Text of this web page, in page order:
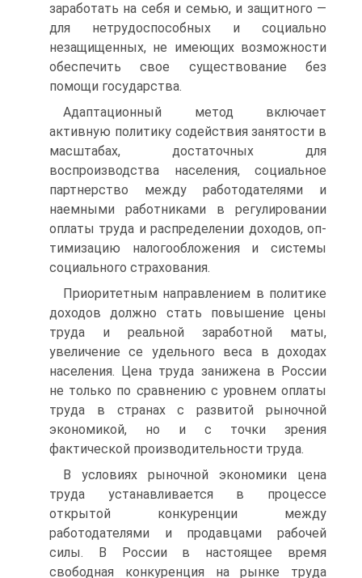
зарабо­тать на себя и семью, и защитного —
для нетрудоспособных и со­циально
незащищенных, не имеющих возможности
обеспечить свое существование без
помощи государства.
Адаптационный метод включает
активную политику содействия занятости в
масштабах, достаточных для
воспроизводства населения, социальное
партнерство между работодателями и
наемными работ­никами в регулировании
оплаты труда и распределении доходов, оп­
тимизацию налогообложения и системы
социального страхования.
Приоритетным направлением в политике
доходов должно стать повышение цены
труда и реальной заработной маты,
увеличение се удельного веса в доходах
населения. Цена труда занижена в России
не только по сравнению с уровнем оплаты
труда в странах с разви­той рыночной
экономикой, но и с точки зрения
фактической про­изводительности труда.
В условиях рыночной экономики цена
труда устанавливается в процессе
открытой конкуренции между
работодателями и продав­цами рабочей
силы. В России в настоящее время
свободная конку­ренция на рынке труда